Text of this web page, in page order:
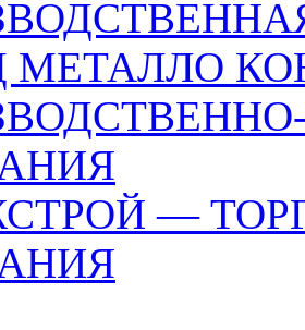
МЕТАЛЛО
—